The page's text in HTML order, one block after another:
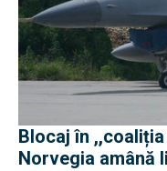
Blocaj în
Norvegia amână